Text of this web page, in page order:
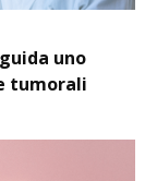
uno
tumorali